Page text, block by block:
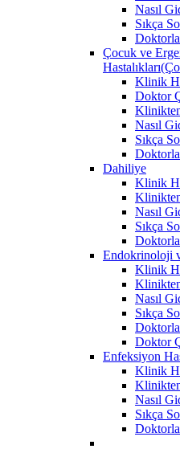
Nasıl
Sıkça
Çocuk ve
Klinik
Doktor
Nasıl
Sıkça
Dahiliye
Klinik
Nasıl
Sıkça
Endokrinoloji
Klinik
Nasıl
Sıkça
Doktor
Enfeksiyon
Klinik
Nasıl
Sıkça